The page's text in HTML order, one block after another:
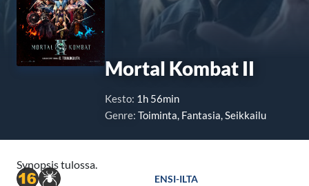
Mortal Kombat II
Kesto: 1h 56min
Genre: Toiminta, Fantasia, Seikkailu
Synopsis tulossa.
ENSI-ILTA